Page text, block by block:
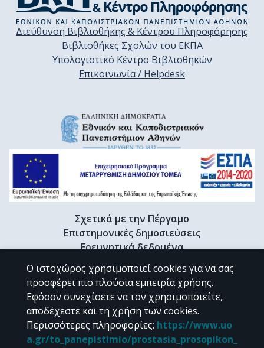
Διεύθυνση Βιβλιοθήκης & Κέντρου Πληροφόρησης
Βιβλιοθήκες Σχολών του ΕΚΠΑ
Υπολογιστικό Κέντρο Βιβλιοθηκών
Επικοινωνία / Helpdesk
Σχετικά με την Πέργαμο
Επιστημονικές δημοσιεύσεις
Ερευνητικά δεδομένα
Διδακτορικές διατριβές & Γκρίζα βιβλιογραφία
Προφίλ Ερευνητή
CC BY-NC 4.0
Ο ιστοχώρος χρησιμοποιεί cookies για να σας
προσφέρει πιο πλούσια εμπειρία χρήσης.
Εφόσον συνεχίσετε να τον χρησιμοποιείτε,
αποδέχεστε και τη χρήση των cookies.
Περισσότερες πληροφορίες: https://www.uo
a.gr/to_panepistimio/prostasia_prosopikon_